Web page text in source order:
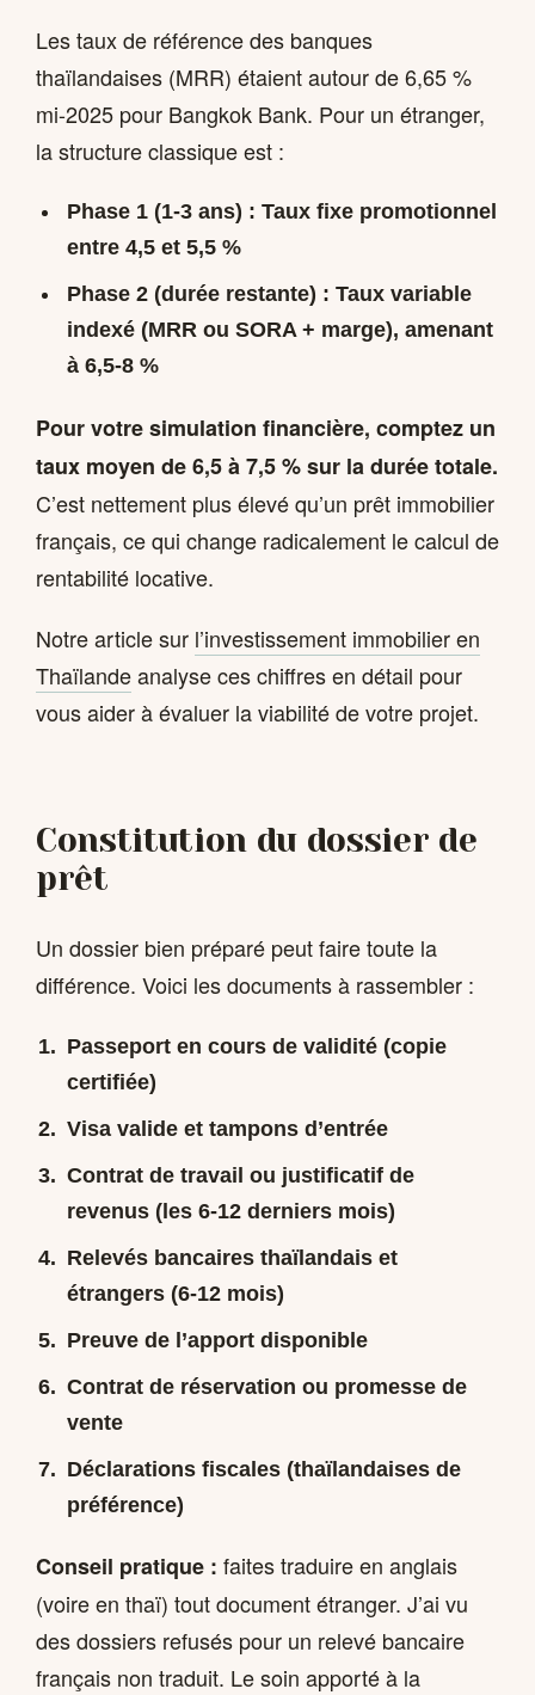
Les taux de référence des banques
thaïlandaises (MRR) étaient autour de 6,65 %
mi-2025 pour Bangkok Bank. Pour un étranger,
la structure classique est :
Phase 1 (1-3 ans) : Taux fixe promotionnel
entre 4,5 et 5,5 %
Phase 2 (durée restante) : Taux variable
indexé (MRR ou SORA + marge), amenant
à 6,5-8 %
Pour votre simulation financière, comptez un
taux moyen de 6,5 à 7,5 % sur la durée totale.
C’est nettement plus élevé qu’un prêt immobilier
français, ce qui change radicalement le calcul de
rentabilité locative.
Notre article sur l’investissement immobilier en
Thaïlandeanalyse ces chiffres en détail pour
vous aider à évaluer la viabilité de votre projet.
Constitution du dossier de
prêt
Un dossier bien préparé peut faire toute la
différence. Voici les documents à rassembler :
Passeport en cours de validité (copie
certifiée)
Visa valide et tampons d’entrée
Contrat de travail ou justificatif de
revenus (les 6-12 derniers mois)
Relevés bancaires thaïlandais et
étrangers (6-12 mois)
Preuve de l’apport disponible
Contrat de réservation ou promesse de
vente
Déclarations fiscales (thaïlandaises de
préférence)
Conseil pratique : faites traduire en anglais
(voire en thaï) tout document étranger. J’ai vu
des dossiers refusés pour un relevé bancaire
français non traduit. Le soin apporté à la